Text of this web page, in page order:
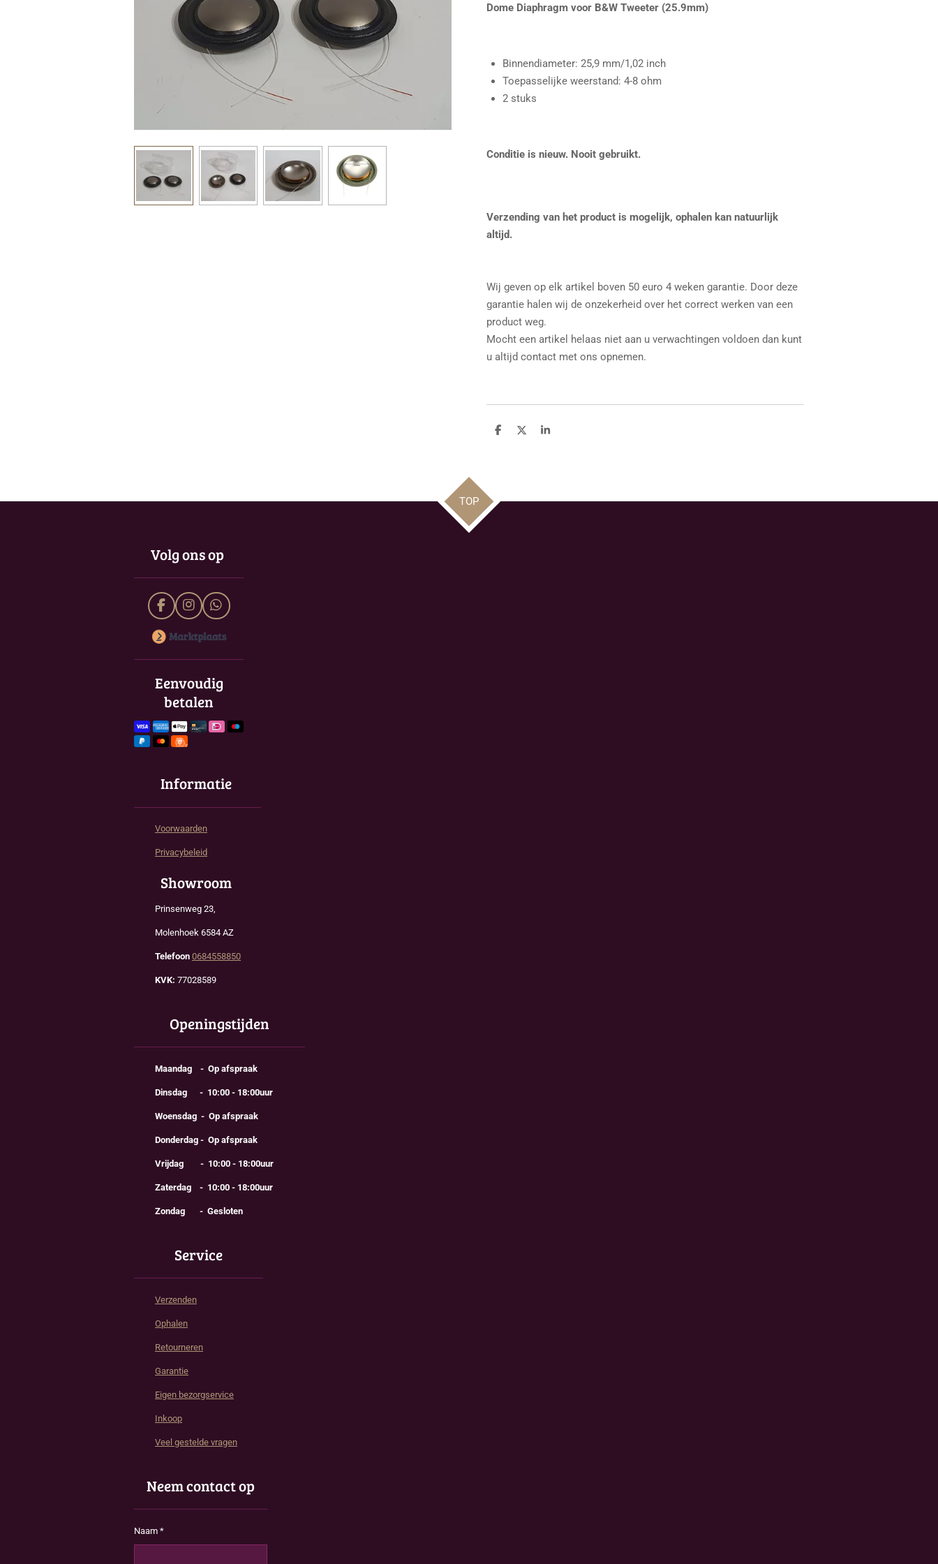
Dome Diaphragm voor B&W Tweeter (25.9mm)
Binnendiameter: 25,9 mm/1,02 inch
Toepasselijke weerstand: 4-8 ohm
2 stuks
Conditie is nieuw. Nooit gebruikt.
Verzending van het product is mogelijk, ophalen kan natuurlijk
altijd.
Wij geven op elk artikel boven 50 euro 4 weken garantie. Door deze
garantie halen wij de onzekerheid over het correct werken van een
product weg.
Mocht een artikel helaas niet aan u verwachtingen voldoen dan kunt
u altijd contact met ons opnemen.
D
D
S
TOP
Volg ons op
F
a
c
b
o
k
I
n
s
a
r
a
m
W
h
a
s
p
Eenvoudig
betalen
Informatie
Voorwaarden
Privacybeleid
Showroom
Prinsenweg 23,
Molenhoek 6584 AZ
Telefoon 0684558850
KVK: 77028589
Openingstijden
Maandag - Op afspraak
Dinsdag - 10:00 - 18:00uur
Woensdag - Op afspraak
Donderdag - Op afspraak
Vrijdag - 10:00 - 18:00uur
Zaterdag - 10:00 - 18:00uur
Zondag - Gesloten
Service
Verzenden
Ophalen
Retourneren
Garantie
Eigen bezorgservice
Inkoop
Veel gestelde vragen
Neem contact op
Naam *